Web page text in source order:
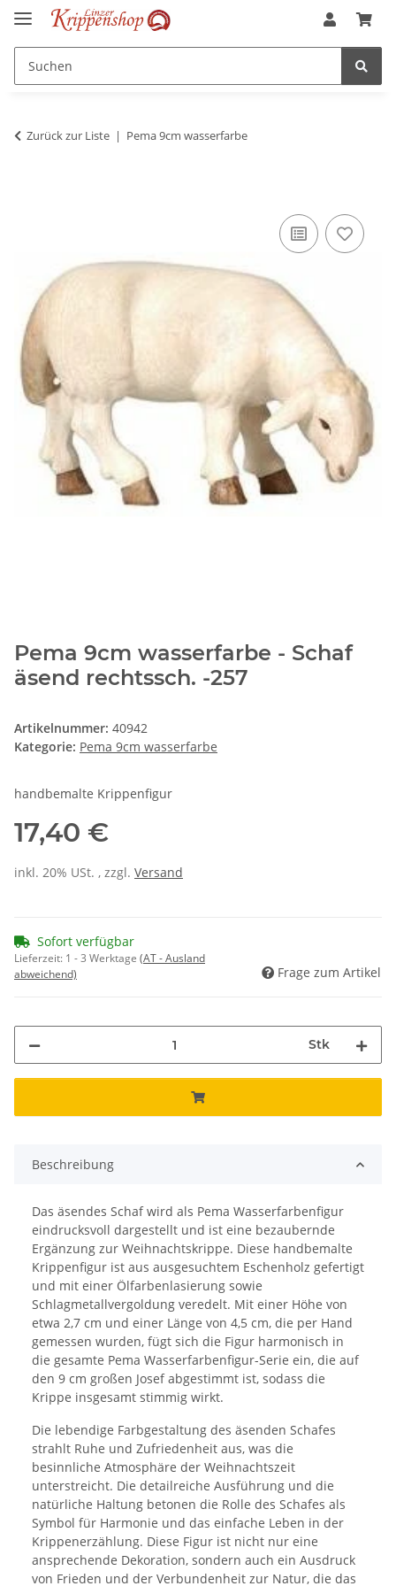
Zurück zur Liste Pema 9cm wasserfarbe
Pema 9cm wasserfarbe - Schaf
äsend rechtssch. -257
Artikelnummer: 40942
Kategorie: Pema 9cm wasserfarbe
handbemalte Krippenfigur
17,40 €
inkl. 20% USt. , zzgl. Versand
Sofort verfügbar
Lieferzeit: 1 - 3 Werktage (AT - Ausland
abweichend)
Frage zum Artikel
Stk
Beschreibung
Das äsendes Schaf wird als Pema Wasserfarbenfigur
eindrucksvoll dargestellt und ist eine bezaubernde
Ergänzung zur Weihnachtskrippe. Diese handbemalte
Krippenfigur ist aus ausgesuchtem Eschenholz gefertigt
und mit einer Ölfarbenlasierung sowie
Schlagmetallvergoldung veredelt. Mit einer Höhe von
etwa 2,7 cm und einer Länge von 4,5 cm, die per Hand
gemessen wurden, fügt sich die Figur harmonisch in
die gesamte Pema Wasserfarbenfigur-Serie ein, die auf
den 9 cm großen Josef abgestimmt ist, sodass die
Krippe insgesamt stimmig wirkt.
Die lebendige Farbgestaltung des äsenden Schafes
strahlt Ruhe und Zufriedenheit aus, was die
besinnliche Atmosphäre der Weihnachtszeit
unterstreicht. Die detailreiche Ausführung und die
natürliche Haltung betonen die Rolle des Schafes als
Symbol für Harmonie und das einfache Leben in der
Krippenerzählung. Diese Figur ist nicht nur eine
ansprechende Dekoration, sondern auch ein Ausdruck
von Frieden und der Verbundenheit zur Natur, die das